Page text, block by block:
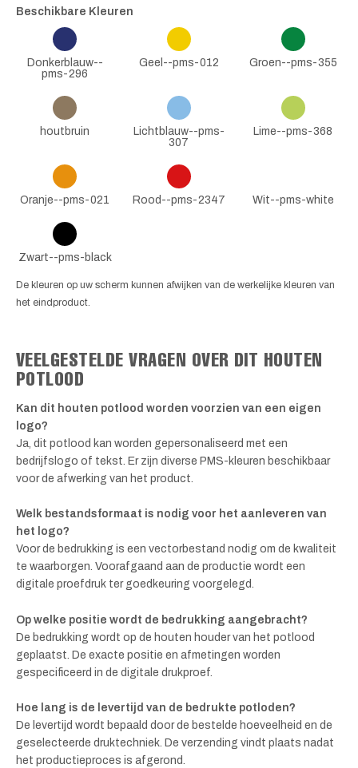
Beschikbare Kleuren
Donkerblauw--
pms-296
Geel--pms-012 Groen--pms-355
houtbruin
Lichtblauw--pms-
307
Lime--pms-368
Oranje--pms-021 Rood--pms-2347 Wit--pms-white
Zwart--pms-black
De kleuren op uw scherm kunnen afwijken van de werkelijke kleuren van
het eindproduct.
VEELGESTELDE VRAGEN OVER DIT HOUTEN
POTLOOD
Kan dit houten potlood worden voorzien van een eigen
logo?
Ja, dit potlood kan worden gepersonaliseerd met een
bedrijfslogo of tekst. Er zijn diverse PMS-kleuren beschikbaar
voor de afwerking van het product.
Welk bestandsformaat is nodig voor het aanleveren van
het logo?
Voor de bedrukking is een vectorbestand nodig om de kwaliteit
te waarborgen. Voorafgaand aan de productie wordt een
digitale proefdruk ter goedkeuring voorgelegd.
Op welke positie wordt de bedrukking aangebracht?
De bedrukking wordt op de houten houder van het potlood
geplaatst. De exacte positie en afmetingen worden
gespecificeerd in de digitale drukproef.
Hoe lang is de levertijd van de bedrukte potloden?
De levertijd wordt bepaald door de bestelde hoeveelheid en de
geselecteerde druktechniek. De verzending vindt plaats nadat
het productieproces is afgerond.